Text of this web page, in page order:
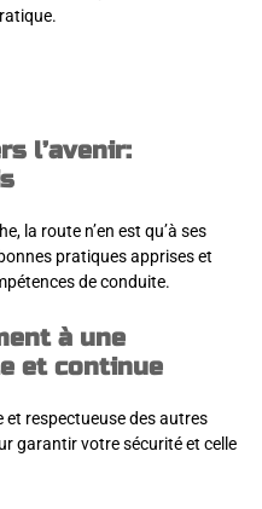
l’avenir:
la route n’en est qu’à ses
pratiques apprises et
de conduite.
à une
et continue
respectueuse des autres
garantir votre sécurité et celle